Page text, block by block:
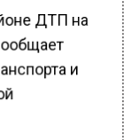
ДТП на
и